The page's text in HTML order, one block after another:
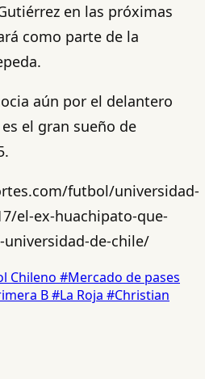
en las próximas
como parte de la
aún por el delantero
el gran sueño de
futbol/universidad-
el-ex-huachipato-que-
universidad-de-chile/
Chileno #Mercado de pases
B#La Roja #Christian